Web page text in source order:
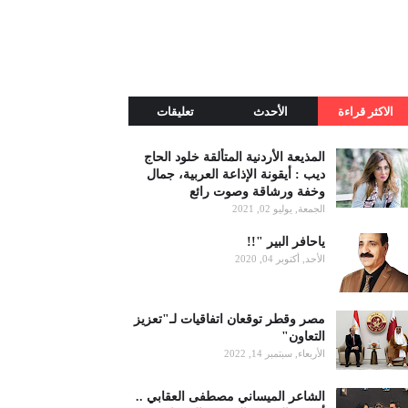
الاكثر قراءة الأحدث تعليقات
المذيعة الأردنية المتألقة خلود الحاج
ديب : أيقونة الإذاعة العربية، جمال
وخفة ورشاقة وصوت رائع
الجمعة, يوليو 02, 2021
ياحافر البير "!!
الأحد, أكتوبر 04, 2020
مصر وقطر توقعان اتفاقيات لـ"تعزيز
التعاون"
الأربعاء, سبتمبر 14, 2022
الشاعر الميساني مصطفى العقابي ..